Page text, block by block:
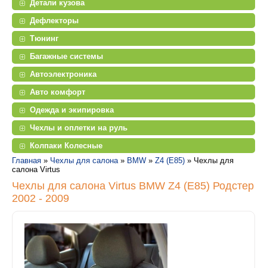
Детали кузова
Дефлекторы
Тюнинг
Багажные системы
Автоэлектроника
Авто комфорт
Одежда и экипировка
Чехлы и оплетки на руль
Колпаки Колесные
Главная » Чехлы для салона » BMW » Z4 (E85) » Чехлы для
салона Virtus
Чехлы для салона Virtus BMW Z4 (E85) Родстер
2002 - 2009